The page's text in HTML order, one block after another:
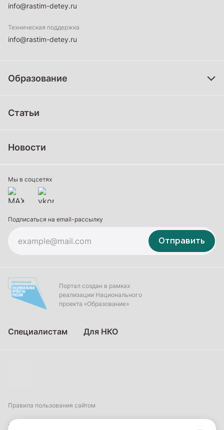
info@rastim-detey.ru
Техническая поддержка
info@rastim-detey.ru
Образование
Дополнительное образование
Статьи
Новости
Мы в соцсетях
Подписаться на email-рассылку
Отправить
Портал создан в рамках
реализации Национального
проекта «Образование»
Специалистам Для НКО
Правила пользования сайтом
Пользовательское соглашение